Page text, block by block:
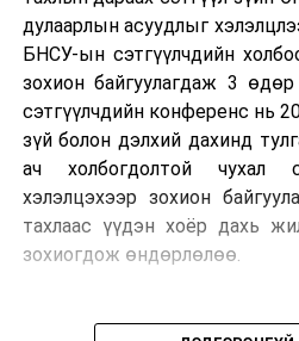
дулаарлын асуудлыг
БНСУ-ын сэтгүүлчдийн
зохион байгуулагдаж 3
сэтгүүлчдийн конференс нь
зүй болон дэлхий дахинд
ач холбогдолтой чухал
хэлэлцэхээр зохион
тахлаас үүдэн хоёр дахь
зохиогдож өндөрлөлөө.